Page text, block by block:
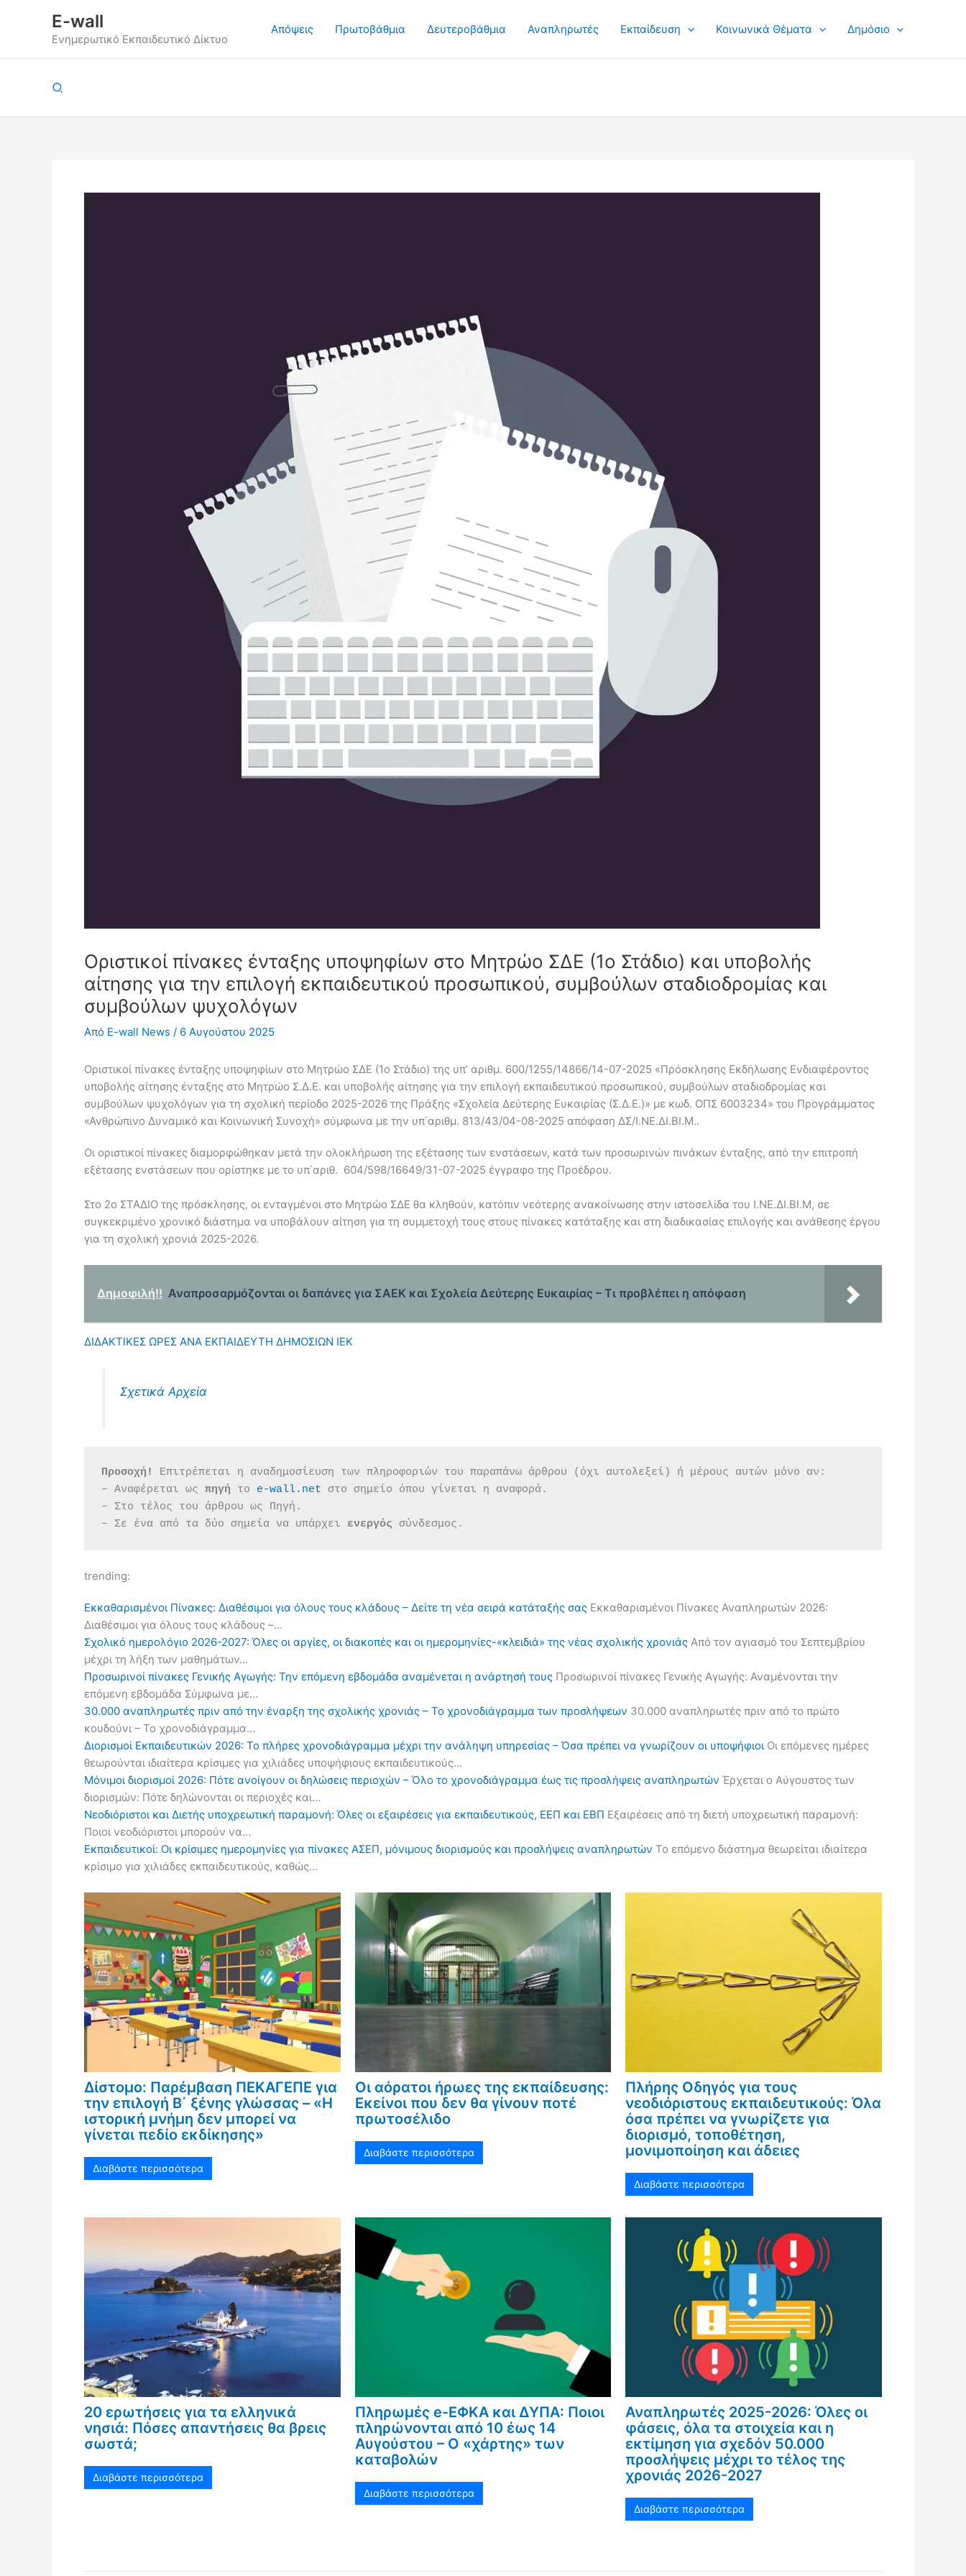
περιεχόμενο
E-wall
Ενημερωτικό Εκπαιδευτικό Δίκτυο
Απόψεις Πρωτοβάθμια Δευτεροβάθμια Αναπληρωτές Εκπαίδευση Κοινωνικά Θέματα Δημόσιο
Αναζήτηση
Οριστικοί πίνακες ένταξης υποψηφίων στο Μητρώο ΣΔΕ (1ο Στάδιο) και υποβολής
αίτησης για την επιλογή εκπαιδευτικού προσωπικού, συμβούλων σταδιοδρομίας και
συμβούλων ψυχολόγων
Από E-wall News / 6 Αυγούστου 2025
Οριστικοί πίνακες ένταξης υποψηφίων στο Μητρώο ΣΔΕ (1ο Στάδιο) της υπ’ αριθμ. 600/1255/14866/14-07-2025 «Πρόσκλησης Εκδήλωσης Ενδιαφέροντος
υποβολής αίτησης ένταξης στο Μητρώο Σ.Δ.Ε. και υποβολής αίτησης για την επιλογή εκπαιδευτικού προσωπικού, συμβούλων σταδιοδρομίας και
συμβούλων ψυχολόγων για τη σχολική περίοδο 2025-2026 της Πράξης «Σχολεία Δεύτερης Ευκαιρίας (Σ.Δ.Ε.)» με κωδ. ΟΠΣ 6003234» του Προγράμματος
«Ανθρώπινο Δυναμικό και Κοινωνική Συνοχή» σύμφωνα με την υπ΄αριθμ. 813/43/04-08-2025 απόφαση ΔΣ/Ι.ΝΕ.ΔΙ.ΒΙ.Μ..
Οι οριστικοί πίνακες διαμορφώθηκαν μετά την ολοκλήρωση της εξέτασης των ενστάσεων, κατά των προσωρινών πινάκων ένταξης, από την επιτροπή
εξέτασης ενστάσεων που ορίστηκε με το υπ΄αριθ. 604/598/16649/31-07-2025 έγγραφο της Προέδρου.
Στο 2ο ΣΤΑΔΙΟ της πρόσκλησης, οι ενταγμένοι στο Μητρώο ΣΔΕ θα κληθούν, κατόπιν νεότερης ανακοίνωσης στην ιστοσελίδα του Ι.ΝΕ.ΔΙ.ΒΙ.Μ, σε
συγκεκριμένο χρονικό διάστημα να υποβάλουν αίτηση για τη συμμετοχή τους στους πίνακες κατάταξης και στη διαδικασίας επιλογής και ανάθεσης έργου
για τη σχολική χρονιά 2025-2026.
Δημοφιλή!! Αναπροσαρμόζονται οι δαπάνες για ΣΑΕΚ και Σχολεία Δεύτερης Ευκαιρίας – Τι προβλέπει η απόφαση
ΔΙΔΑΚΤΙΚΕΣ ΩΡΕΣ ΑΝΑ ΕΚΠΑΙΔΕΥΤΗ ΔΗΜΟΣΙΩΝ ΙΕΚ
Σχετικά Αρχεία
Προσοχή!
Επιτρέπεται η αναδημοσίευση των πληροφοριών του παραπάνω άρθρου (όχι αυτολεξεί) ή μέρους αυτών μόνο αν:
– Αναφέρεται ως πηγή το e-wall.net στο σημείο όπου γίνεται η αναφορά.
– Στο τέλος του άρθρου ως Πηγή.
– Σε ένα από τα δύο σημεία να υπάρχει ενεργός σύνδεσμος.
trending:
Εκκαθαρισμένοι Πίνακες: Διαθέσιμοι για όλους τους κλάδους – Δείτε τη νέα σειρά κατάταξής σας Εκκαθαρισμένοι Πίνακες Αναπληρωτών 2026:
Διαθέσιμοι για όλους τους κλάδους –…
Σχολικό ημερολόγιο 2026-2027: Όλες οι αργίες, οι διακοπές και οι ημερομηνίες-«κλειδιά» της νέας σχολικής χρονιάς Από τον αγιασμό του Σεπτεμβρίου
μέχρι τη λήξη των μαθημάτων…
Προσωρινοί πίνακες Γενικής Αγωγής: Την επόμενη εβδομάδα αναμένεται η ανάρτησή τους Προσωρινοί πίνακες Γενικής Αγωγής: Αναμένονται την
επόμενη εβδομάδα Σύμφωνα με…
30.000 αναπληρωτές πριν από την έναρξη της σχολικής χρονιάς – Το χρονοδιάγραμμα των προσλήψεων 30.000 αναπληρωτές πριν από το πρώτο
κουδούνι – Το χρονοδιάγραμμα…
Διορισμοί Εκπαιδευτικών 2026: Το πλήρες χρονοδιάγραμμα μέχρι την ανάληψη υπηρεσίας – Όσα πρέπει να γνωρίζουν οι υποψήφιοι Οι επόμενες ημέρες
θεωρούνται ιδιαίτερα κρίσιμες για χιλιάδες υποψήφιους εκπαιδευτικούς…
Μόνιμοι διορισμοί 2026: Πότε ανοίγουν οι δηλώσεις περιοχών – Όλο το χρονοδιάγραμμα έως τις προσλήψεις αναπληρωτών Έρχεται ο Αύγουστος των
διορισμών: Πότε δηλώνονται οι περιοχές και…
Νεοδιόριστοι και Διετής υποχρεωτική παραμονή: Όλες οι εξαιρέσεις για εκπαιδευτικούς, ΕΕΠ και ΕΒΠ Εξαιρέσεις από τη διετή υποχρεωτική παραμονή:
Ποιοι νεοδιόριστοι μπορούν να…
Εκπαιδευτικοί: Οι κρίσιμες ημερομηνίες για πίνακες ΑΣΕΠ, μόνιμους διορισμούς και προσλήψεις αναπληρωτών Το επόμενο διάστημα θεωρείται ιδιαίτερα
κρίσιμο για χιλιάδες εκπαιδευτικούς, καθώς…
Δίστομο: Παρέμβαση ΠΕΚΑΓΕΠΕ για
την επιλογή Β΄ ξένης γλώσσας – «Η
ιστορική μνήμη δεν μπορεί να
γίνεται πεδίο εκδίκησης»
Διαβάστε περισσότερα
Οι αόρατοι ήρωες της εκπαίδευσης:
Εκείνοι που δεν θα γίνουν ποτέ
πρωτοσέλιδο
Διαβάστε περισσότερα
Πλήρης Οδηγός για τους
νεοδιόριστους εκπαιδευτικούς: Όλα
όσα πρέπει να γνωρίζετε για
διορισμό, τοποθέτηση,
μονιμοποίηση και άδειες
Διαβάστε περισσότερα
20 ερωτήσεις για τα ελληνικά
νησιά: Πόσες απαντήσεις θα βρεις
σωστά;
Διαβάστε περισσότερα
Πληρωμές e-ΕΦΚΑ και ΔΥΠΑ: Ποιοι
πληρώνονται από 10 έως 14
Αυγούστου – Ο «χάρτης» των
καταβολών
Διαβάστε περισσότερα
Αναπληρωτές 2025-2026: Όλες οι
φάσεις, όλα τα στοιχεία και η
εκτίμηση για σχεδόν 50.000
προσλήψεις μέχρι το τέλος της
χρονιάς 2026-2027
Διαβάστε περισσότερα